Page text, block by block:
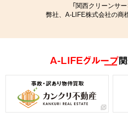
「関西クリーンサー
弊社、A-LIFE株式会社の商
A-LIFEグループ